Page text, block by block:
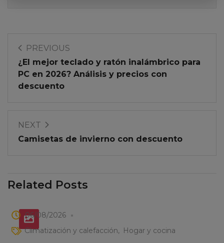
PREVIOUS
¿El mejor teclado y ratón inalámbrico para
PC en 2026? Análisis y precios con
descuento
NEXT
Camisetas de invierno con descuento
Related Posts
06/08/2026
Climatización y calefacción
Hogar y cocina